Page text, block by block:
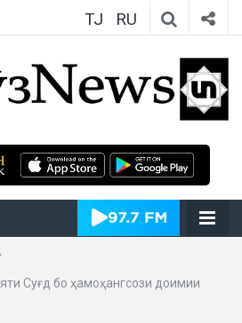
TJ RU
ИмрӯзNews
Суғд бо ҳамоҳангсози доимии